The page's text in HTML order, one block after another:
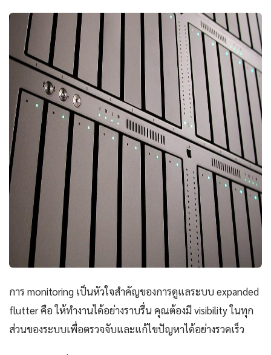
การ monitoring เป็นหัวใจสำคัญของการดูแลระบบ expanded
flutter คือ ให้ทำงานได้อย่างราบรื่น คุณต้องมี visibility ในทุก
ส่วนของระบบเพื่อตรวจจับและแก้ไขปัญหาได้อย่างรวดเร็ว